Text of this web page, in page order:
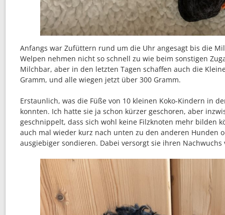
Anfangs war Zufüttern rund um die Uhr angesagt bis die
Welpen nehmen nicht so schnell zu wie beim sonstigen
Milchbar, aber in den letzten Tagen schaffen auch die
Gramm, und alle wiegen jetzt über 300 Gramm.
Erstaunlich, was die Füße von 10 kleinen Koko-Kindern in
konnten. Ich hatte sie ja schon kürzer geschoren, aber
geschnippelt, dass sich wohl keine Filzknoten mehr bilden
auch mal wieder kurz nach unten zu den anderen Hunden
ausgiebiger sondieren. Dabei versorgt sie ihren